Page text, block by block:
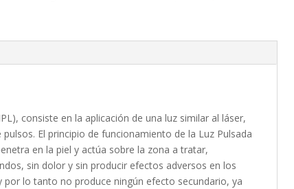
consiste en la aplicación de una luz similar al láser,
El principio de funcionamiento de la Luz Pulsada
en la piel y actúa sobre la zona a tratar,
sin dolor y sin producir efectos adversos en los
por lo tanto no produce ningún efecto secundario, ya